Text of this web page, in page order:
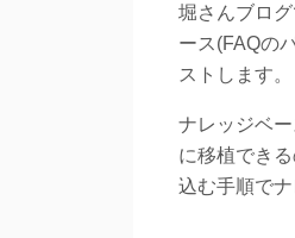
堀さんブロ
ース(FAQの
ストします。
ナレッジベ
に移植でき
込む手順で